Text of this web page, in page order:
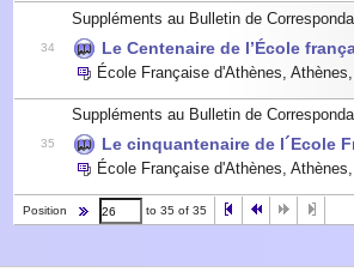
Suppléments au Bulletin de
34 Le Centenaire de l’École
École Française d'Athènes, Athènes
Suppléments au Bulletin de
35 Le cinquantenaire de l´Ecole
École Française d'Athènes, Athènes,
Position to 35 of 35